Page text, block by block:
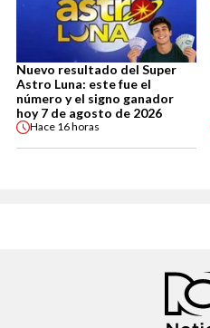
Nuevo resultado del Super
Astro Luna: este fue el
número y el signo ganador
hoy 7 de agosto de 2026
Hace 16 horas